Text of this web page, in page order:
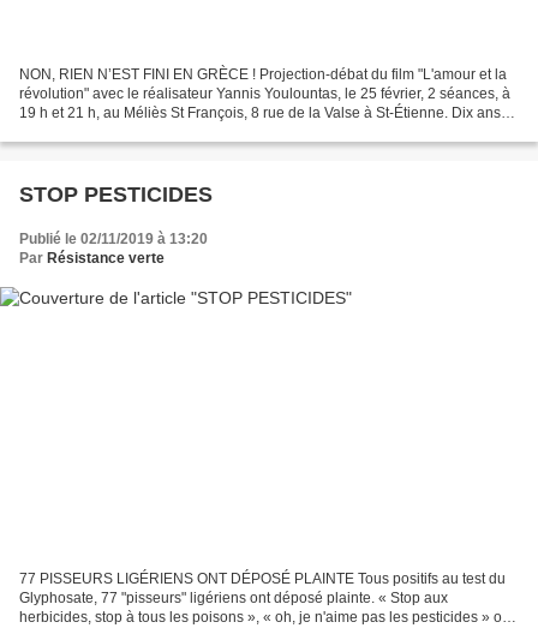
NON, RIEN N’EST FINI EN GRÈCE ! Projection-débat du film "L'amour et la
révolution" avec le réalisateur Yannis Youlountas, le 25 février, 2 séances, à
19 h et 21 h, au Méliès St François, 8 rue de la Valse à St-Étienne. Dix ans
STOP PESTICIDES
Publié le 02/11/2019 à 13:20
Par Résistance verte
77 PISSEURS LIGÉRIENS ONT DÉPOSÉ PLAINTE Tous positifs au test du
Glyphosate, 77 "pisseurs" ligériens ont déposé plainte. « Stop aux
herbicides, stop à tous les poisons », « oh, je n'aime pas les pesticides » ou